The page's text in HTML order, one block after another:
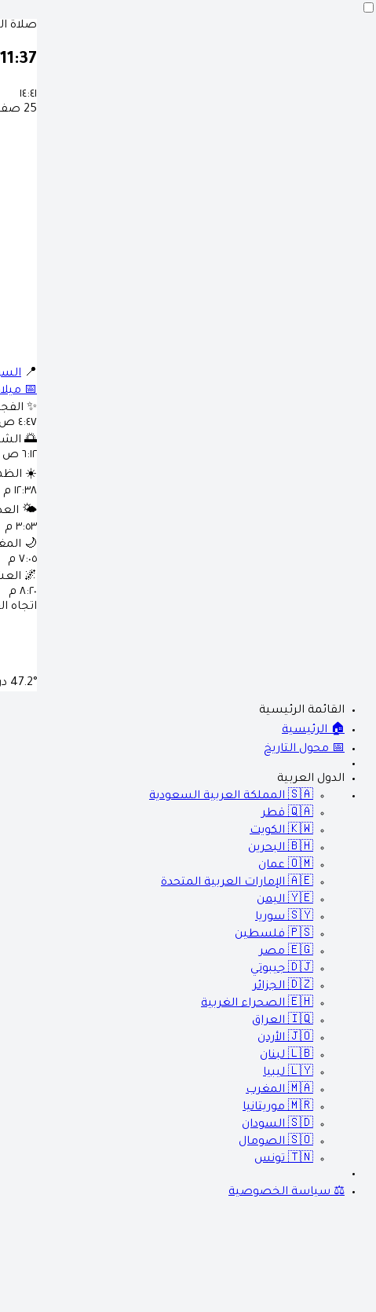
صلاة
١٤:٤١
25 صفر 1448 هـ
📍
📅
✨
٤:٤٧ ص
🌅
٦:١٢ ص
☀️
١٢:٣٨ م
🌤️
٣:٥٣ م
🌙
٧:٠٥ م
🌌
٨:٢٠ م
اتجاه
47.2°
القائمة الرئيسية
🏠 الرئيسية
📅 محول التاريخ
الدول العربية
🇸🇦 المملكة العربية السعودية
🇶🇦 قطر
🇰🇼 الكويت
🇧🇭 البحرين
🇴🇲 عمان
🇦🇪 الإمارات العربية المتحدة
🇾🇪 اليمن
🇸🇾 سوريا
🇵🇸 فلسطين
🇪🇬 مصر
🇩🇯 جيبوتي
🇩🇿 الجزائر
🇪🇭 الصحراء الغربية
🇮🇶 العراق
🇯🇴 الأردن
🇱🇧 لبنان
🇱🇾 ليبيا
🇲🇦 المغرب
🇲🇷 موريتانيا
🇸🇩 السودان
🇸🇴 الصومال
🇹🇳 تونس
⚖️ سياسة الخصوصية